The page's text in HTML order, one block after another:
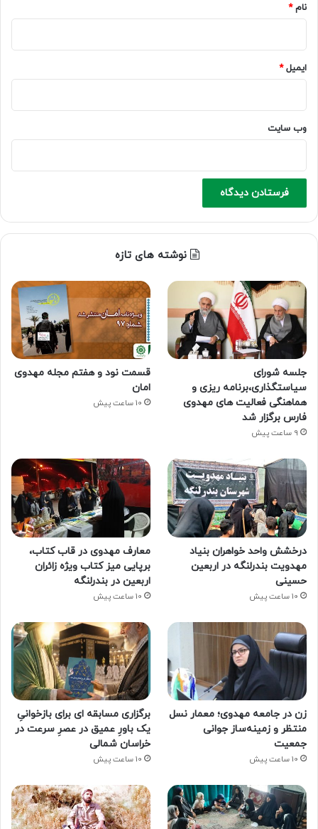
نام*
ایمیل*
وب‌ سایت
نوشته های تازه
جلسه شورای
سیاستگذاری،برنامه ریزی و
هماهنگی فعالیت های مهدوی
فارس برگزار شد
9 ساعت پیش
قسمت نود و هفتم مجله مهدوی
امان
10 ساعت پیش
درخشش واحد خواهران بنیاد
مهدویت بندرلنگه در اربعین
حسینی
10 ساعت پیش
معارف مهدوی در قاب کتاب،
برپایی میز کتاب ویژه زائران
اربعین در بندرلنگه
10 ساعت پیش
زن در جامعه مهدوی؛ معمار نسل
منتظر و زمینه‌ساز جوانی
جمعیت
10 ساعت پیش
برگزاری مسابقه ای برای بازخوانیِ
یک باورِ عمیق در عصرِ سرعت در
خراسان شمالی
10 ساعت پیش